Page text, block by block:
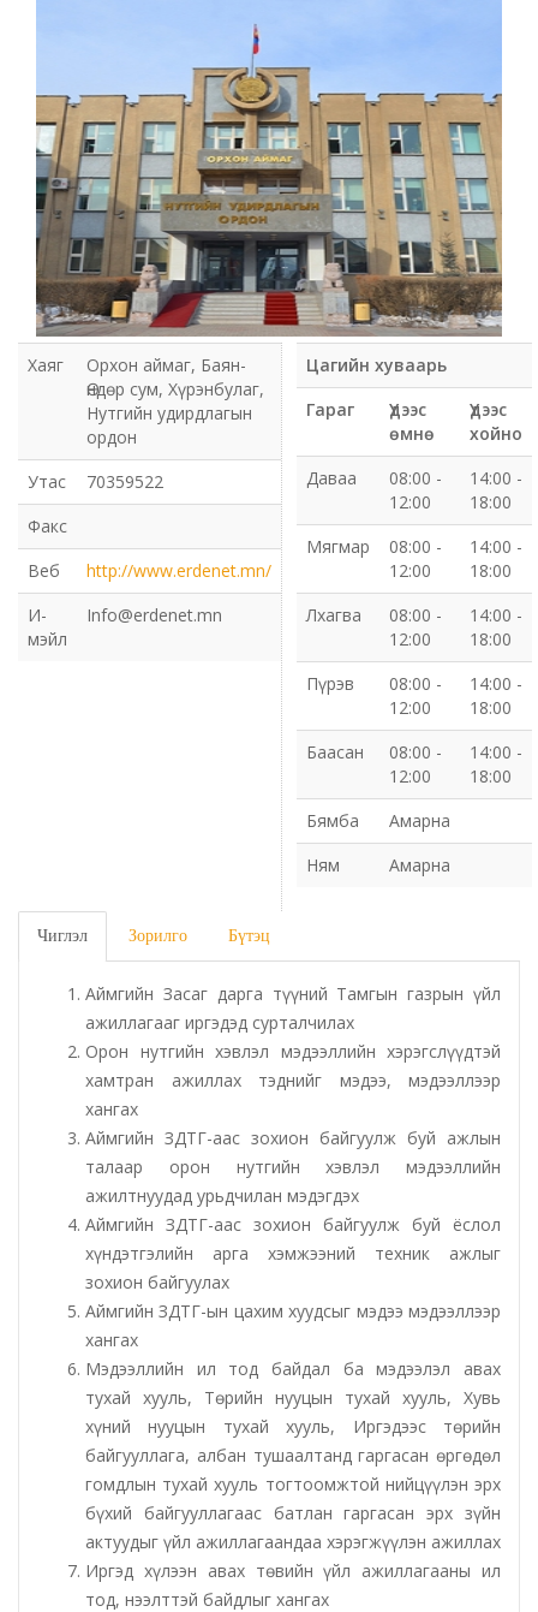
Мэдээлэл шуурхай удирдлагын төв
Нийтийн номын сан
Эрдэнэт Булганы цахилгаан түгээх сүлжээ ТӨХК
Эрдэнэт ус, дулаан түгээх сүлжээ ОНӨХК
Бүсийн оношлогоо эмчилгээний төв
Хот тохижуулах газар
Орхон аймаг Шуудан үйлчилгээний газар
Биеийн тамир, спортын газар
Газрын харилцаа барилга хот байгуулалтын газар
Нийгмийн даатгалын газар
Орон нутгийн Өмчийн газар
Орхон аймаг дахь Гаалийн газар
Орхон аймгийн Байгаль орчны газар
Санхүүгийн хяналт, дотоод аудитын газар
Стандарт, хэмжил зүйн хэлтэс
Статистикийн хэлтэс
Татварын газар
Улсын бүртгэлийн хэлтэс
Ус цаг уур, орчны шинжилгээний төв
Хүүхэд, гэр бүлийн хөгжил, хамгааллын газар
Хөдөлмөр, халамжийн үйлчилгээний газар
Цагдаагийн газар
Шүүх шинжилгээний хэлтэс
Шүүхийн шийдвэр гүйцэтгэх газар-437 дугаар
нээлттэй хорих анги
Хаяг
Орхон аймаг, Баян-
Өндөр сум, Хүрэнбулаг,
Нутгийн удирдлагын
ордон
Утас
70359522
Факс
Веб
http://www.erdenet.mn/
И-
мэйл
Info@erdenet.mn
Цагийн хуваарь
Гараг
Үдээс
өмнө
Үдээс
хойно
Даваа
08:00 -
12:00
14:00 -
18:00
Мягмар
08:00 -
12:00
14:00 -
18:00
Лхагва
08:00 -
12:00
14:00 -
18:00
Пүрэв
08:00 -
12:00
14:00 -
18:00
Баасан
08:00 -
12:00
14:00 -
18:00
Бямба
Амарна
Ням
Амарна
Чиглэл Зорилго Бүтэц
Аймгийн Засаг дарга түүний Тамгын газрын үйл
ажиллагааг иргэдэд сурталчилах
Орон нутгийн хэвлэл мэдээллийн хэрэгслүүдтэй
хамтран ажиллах тэднийг мэдээ, мэдээллээр
хангах
Аймгийн ЗДТГ-аас зохион байгуулж буй ажлын
талаар орон нутгийн хэвлэл мэдээллийн
ажилтнуудад урьдчилан мэдэгдэх
Аймгийн ЗДТГ-аас зохион байгуулж буй ёслол
хүндэтгэлийн арга хэмжээний техник ажлыг
зохион байгуулах
Аймгийн ЗДТГ-ын цахим хуудсыг мэдээ мэдээллээр
хангах
Мэдээллийн ил тод байдал ба мэдээлэл авах
тухай хууль, Төрийн нууцын тухай хууль, Хувь
хүний нууцын тухай хууль, Иргэдээс төрийн
байгууллага, албан тушаалтанд гаргасан өргөдөл
гомдлын тухай хууль тогтоомжтой нийцүүлэн эрх
бүхий байгууллагаас батлан гаргасан эрх зүйн
актуудыг үйл ажиллагаандаа хэрэгжүүлэн ажиллах
Иргэд хүлээн авах төвийн үйл ажиллагааны ил
тод, нээлттэй байдлыг хангах